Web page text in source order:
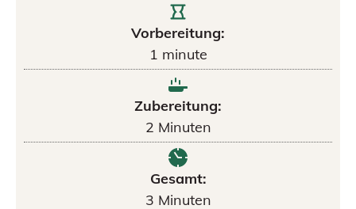
Vorbereitung:
1 minute
Zubereitung:
2 Minuten
Gesamt:
3 Minuten